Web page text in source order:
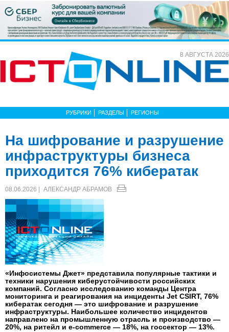
8 АВГУСТА 2026
РУБРИКИ РАЗДЕЛЫ РЕГИОНЫ
На шифрование и разрушение
инфраструктуры бизнеса
приходится 76% кибератак
08.06.2026 | АЛЕКСАНДР АБРАМОВ
«Инфосистемы Джет» представила популярные тактики и
техники нарушения киберустойчивости российских
компаний. Согласно исследованию команды Центра
мониторинга и реагирования на инциденты Jet CSIRT, 76%
кибератак сегодня — это шифрование и разрушение
инфраструктуры. Наибольшее количество инцидентов
направлено на промышленную отрасль и производство —
20%, на ритейл и e-commerce — 18%, на госсектор — 13%.